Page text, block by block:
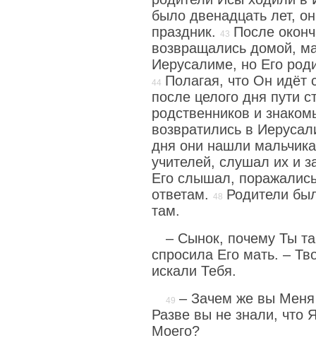
было двенадцать лет,
праздник.
После
возвращались домой,
Иерусалиме, но Его
Полагая, что Он идёт
после целого дня пути
родственников и
возвратились в
дня они нашли
учителей, слушал их и
Его слышал,
ответам.
Родители
там.
– Сынок, почему Ты
спросила Его мать. –
искали Тебя.
– Зачем же вы Меня
Разве вы не знали, что
Моего?